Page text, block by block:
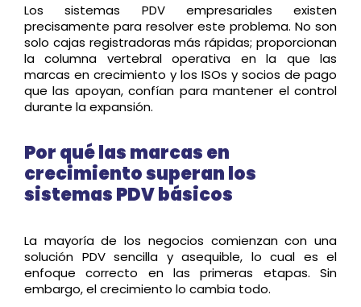
Los sistemas PDV empresariales existen
precisamente para resolver este problema. No son
solo cajas registradoras más rápidas; proporcionan
la columna vertebral operativa en la que las
marcas en crecimiento y los ISOs y socios de pago
que las apoyan, confían para mantener el control
durante la expansión.
Por qué las marcas en
crecimiento superan los
sistemas PDV básicos
La mayoría de los negocios comienzan con una
solución PDV sencilla y asequible, lo cual es el
enfoque correcto en las primeras etapas. Sin
embargo, el crecimiento lo cambia todo.